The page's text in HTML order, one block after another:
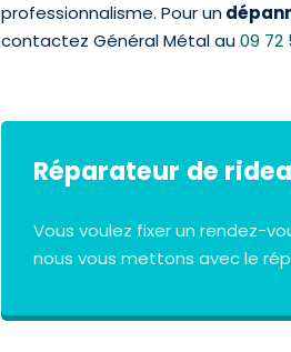
professionnalisme. Pour un
contactez Général Métal au09 72
Réparateur de
Vous voulez fixer un rendez-
nous vous mettons avec le